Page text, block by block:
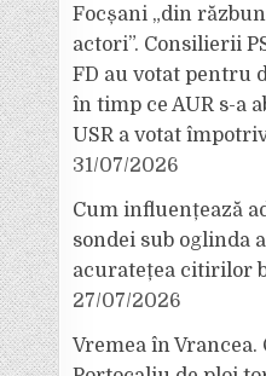
Focșani „din
actori”. Consilierii
FD au votat pentru
în timp ce AUR s-a
USR a votat
31/07/2026
Cum influențează
sondei sub oglinda
acuratețea citirilor
27/07/2026
Vremea în Vrancea.